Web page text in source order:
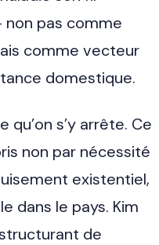
pas comme
comme vecteur
domestique.
qu’on s’y arrête. Ce
non par nécessité
existentiel,
dans le pays. Kim
de